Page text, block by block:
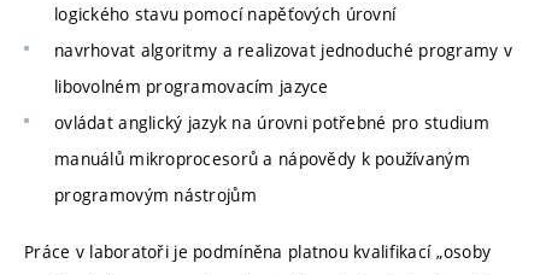
logického stavu pomocí napěťových úrovní
navrhovat algoritmy a realizovat jednoduché programy v
libovolném programovacím jazyce
ovládat anglický jazyk na úrovni potřebné pro studium
manuálů mikroprocesorů a nápovědy k používaným
programovým nástrojům
Práce v laboratoři je podmíněna platnou kvalifikací „osoby